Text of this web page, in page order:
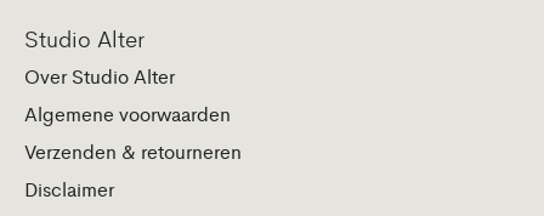
Studio Alter
Over Studio Alter
Algemene voorwaarden
Verzenden & retourneren
Disclaimer